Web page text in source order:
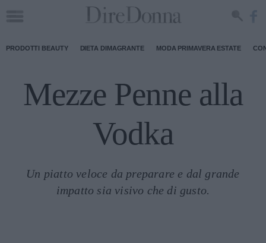
PRODOTTI BEAUTY DIETA DIMAGRANTE MODA PRIMAVERA ESTATE
Mezze Penne alla
Vodka
Un piatto veloce da preparare e dal grande
impatto sia visivo che di gusto.